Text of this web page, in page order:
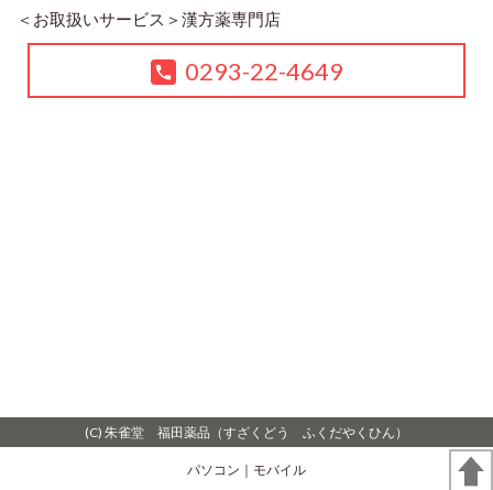
＜お取扱いサービス＞ 漢方薬専門店
0293-22-4649
(C) 朱雀堂 福田薬品（すざくどう ふくだやくひん）
パソコン ｜モバイル